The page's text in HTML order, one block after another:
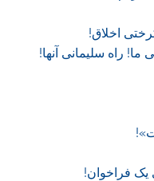
اخلاق!
راه سلیمانی آنها!
یک فراخوان!